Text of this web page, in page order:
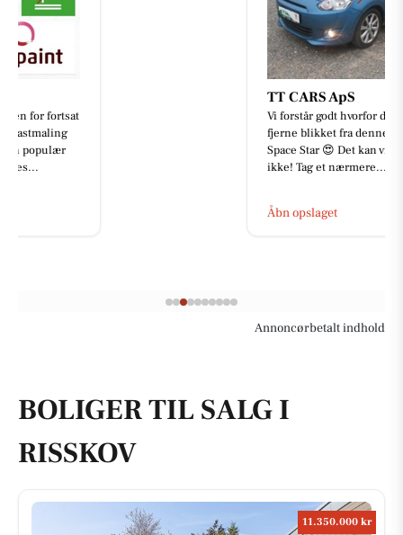
Vi forstår godt hvorfor du ikke kan
fjerne blikket fra denne Mitsubishi
Annoncørbetalt indhold
BOLIGER TIL SALG I
RISSKOV
11.350.000 kr